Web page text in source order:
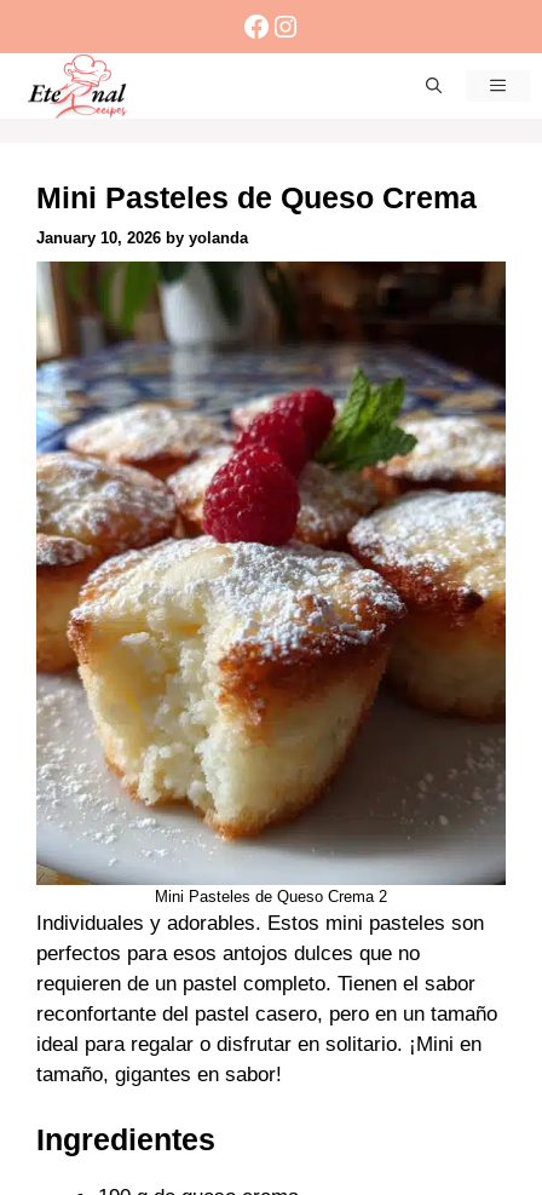
content
Facebook
Instagram
Mini Pasteles de Queso Crema
January 10, 2026 by yolanda
Mini Pasteles de Queso Crema 2
Individuales y adorables. Estos mini pasteles son
perfectos para esos antojos dulces que no
requieren de un pastel completo. Tienen el sabor
reconfortante del pastel casero, pero en un tamaño
ideal para regalar o disfrutar en solitario. ¡Mini en
tamaño, gigantes en sabor!
Ingredientes